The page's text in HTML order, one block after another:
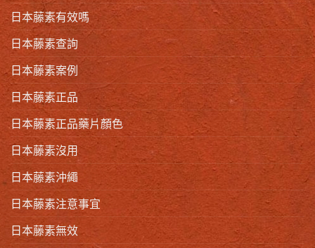
日本藤素有效嗎
日本藤素查詢
日本藤素案例
日本藤素正品
日本藤素正品藥片顏色
日本藤素沒用
日本藤素沖繩
日本藤素注意事宜
日本藤素無效